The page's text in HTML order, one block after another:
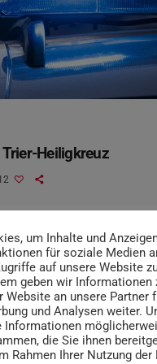
Heiligkreuz
um Inhalte und
für soziale Medien
auf unsere Website
geben wir Informationen
Website an unsere Partner
und Analysen weiter.
Informationen
die Sie ihnen
Rahmen Ihrer Nutzung der